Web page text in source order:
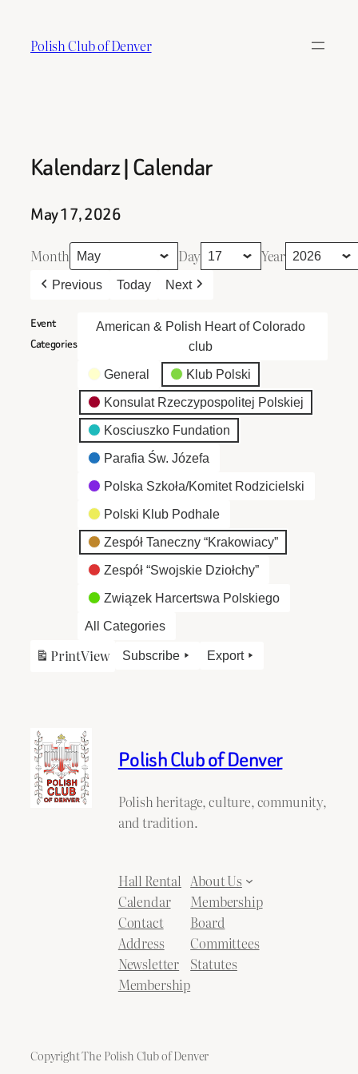
content
Polish Club of Denver
Kalendarz | Calendar
May 17, 2026
Month Day Year
Previous Today Next
Event
Categories
American & Polish Heart of Colorado
club
General Klub Polski
Konsulat Rzeczypospolitej Polskiej
Kosciuszko Fundation
Parafia Św. Józefa
Polska Szkoła/Komitet Rodzicielski
Polski Klub Podhale
Zespół Taneczny “Krakowiacy”
Zespół “Swojskie Dziołchy”
Związek Harcertswa Polskiego
All Categories
PrintView Subscribe Export
Polish Club of Denver
Polish heritage, culture, community,
and tradition.
Hall Rental
Calendar
Contact
Address
Newsletter
Membership
About Us
Membership
Board
Committees
Statutes
Copyright The Polish Club of Denver